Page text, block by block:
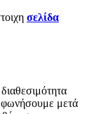
σελίδα
μετά